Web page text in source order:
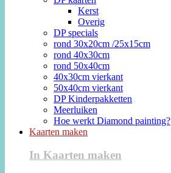
Kerst
Overig
DP specials
rond 30x20cm /25x15cm
rond 40x30cm
rond 50x40cm
40x30cm vierkant
50x40cm vierkant
DP Kinderpakketten
Meerluiken
Hoe werkt Diamond painting?
Kaarten maken
In Kaarten maken